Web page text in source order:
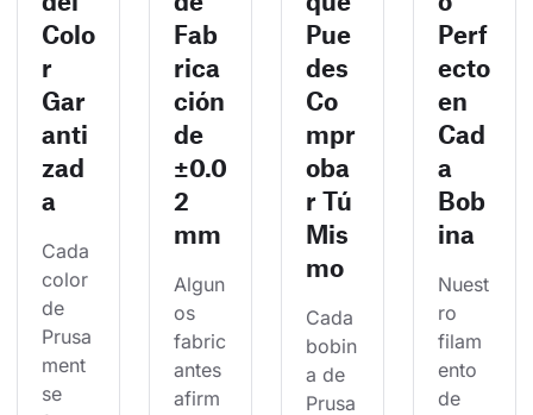
Colo
r
Gar
anti
zad
a
Cada
color
de
Prusa
ment
se
Fab
rica
ción
de
±0.0
2
mm
Algun
os
fabric
antes
afirm
Pue
des
Co
mpr
oba
r Tú
Mis
mo
Cada
bobin
a de
Prusa
Perf
ecto
en
Cad
a
Bob
ina
Nuest
ro
filam
ento
de